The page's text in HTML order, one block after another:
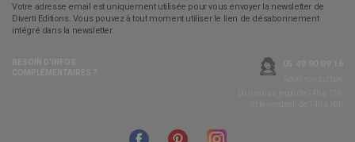
Votre adresse email est uniquement utilisée pour vous envoyer la newsletter de
Diverti Editions. Vous pouvez à tout moment utiliser le lien de désabonnement
intégré dans la newsletter.